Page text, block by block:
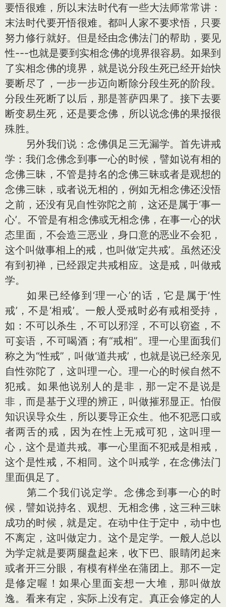
要悟很难，所以末法时代有一些大法师常常讲：
末法时代要开悟很难。都叫人家不要求悟，只要
努力修行就好。但是经由念佛法门的帮助，要见
性---也就是要到实相念佛的境界很容易。如果到
了实相念佛的境界，就是说分段生死已经开始快
要断尽了，一步一步迈向断除分段生死的阶段。
分段生死断了以后，那是菩萨四果了。接下去要
断变易生死，还是要念佛，所以说念佛的果报很
殊胜。
另外我们说：念佛俱足三无漏学。首先讲戒
学：我们念佛念到事一心的时候，譬如说有相的
念佛三昧，不管是持名的念佛三昧或者是观想的
念佛三昧，或者说无相的，例如无相念佛还没悟
之前，还没有见自性弥陀之前，这还是属于‘事一
心’。不管是有相念佛或无相念佛，在事一心的状
态里面，不会造三恶业，身口意的恶业不会犯，
这个叫做事相上的戒，也叫做‘定共戒’。虽然还没
有到初禅，已经跟定共戒相应。这是戒，叫做戒
学。
如果已经修到‘理一心’的话，它是属于‘性
戒’，不是‘相戒’。一般人受戒时必有戒相受持，
如：不可以杀生，不可以邪淫，不可以窃盗，不
可妄语，不可喝酒；有“戒相”。理一心里面我们
称之为“性戒”，叫做‘道共戒’，也就是说已经亲见
自性弥陀了，这叫理一心。理一心的时候自然不
犯戒。如果他说别人的是非，那一定不是说是
非，而是基于义理的辨正，叫做摧邪显正。怕假
知识误导众生，所以要导正众生。他不犯恶口或
者两舌的戒，因为在性上无戒可犯，这叫理一
心，这个是道共戒。事一心里面不犯戒是相戒，
这个是性戒，不相同。这个叫戒学，在念佛法门
里面俱足了。
第二个我们说定学。念佛念到事一心的时
候，譬如说持名、观想、无相念佛，这三种三昧
成功的时候，就是定。在动中住于定中，动中也
不离定，这叫做定力。这个是定学。一般人总以
为学定就是要两腿盘起来，收下巴、眼睛闭起来
或者开三分眼，有模有样坐在蒲团上。那不一定
是修定喔！如果心里面妄想一大堆，那叫做放
逸。看来有定，实际上没有定。真正会修定的人